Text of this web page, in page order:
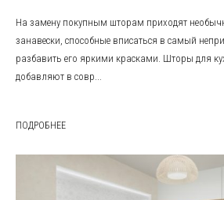
На замену покупным шторам приходят
занавески, способные вписаться в самый
разбавить его яркими красками. Шторы для
добавляют в совр...
ПОДРОБНЕЕ